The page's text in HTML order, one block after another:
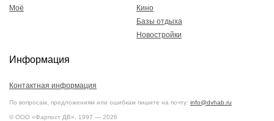
Моё
Кино
Базы отдыха
Новостройки
Информация
Контактная информация
По вопросам, предложениям или ошибкам пишите на почту: info@dvhab.ru
© ООО «Фарпост ДВ», 1997 — 2026